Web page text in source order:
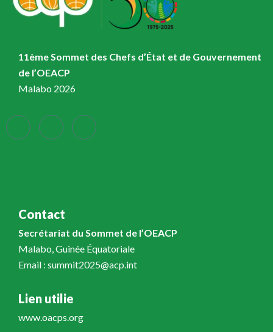
11ème Sommet des Chefs d’État et de Gouvernement
de l’OEACP
Malabo 2026
Contact
Secrétariat du Sommet de l’OEACP
Malabo, Guinée Équatoriale
Email : summit2025@acp.int
Lien utilie
www.oacps.org